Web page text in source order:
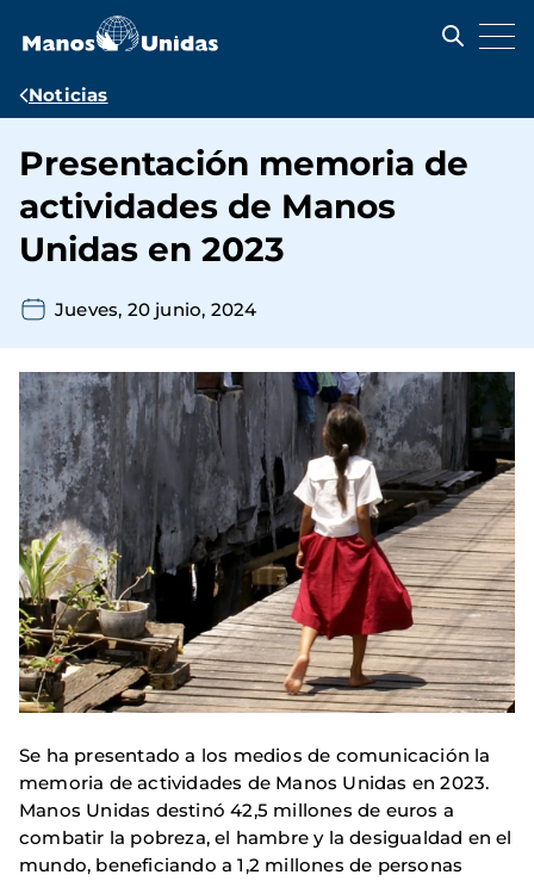
contenido
Ruta
navegación
Noticias
Presentación memoria de
actividades de Manos
Unidas en 2023
Jueves, 20 junio, 2024
Se ha presentado a los medios de comunicación la
memoria de actividades de Manos Unidas en 2023.
Manos Unidas destinó 42,5 millones de euros a
combatir la pobreza, el hambre y la desigualdad en el
mundo, beneficiando a 1,2 millones de personas